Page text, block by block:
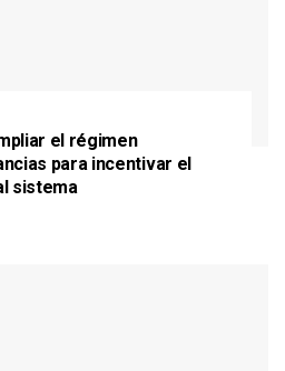
el régimen
para incentivar el
sistema